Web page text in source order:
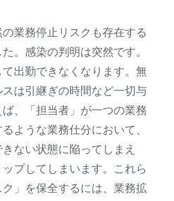
業務停止リスクも存在する
。感染の判明は突然です。
出勤できなくなります。無
は引継ぎの時間など一切与
、「担当者」が一つの業務
ような業務仕分において、
ない状態に陥ってしまえ
プしてしまいます。これら
」を保全するには、業務拡